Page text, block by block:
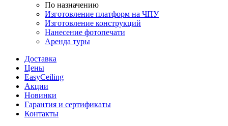
По назначению
Изготовление платформ на ЧПУ
Изготовление конструкций
Нанесение фотопечати
Аренда туры
Доставка
Цены
EasyCeiling
Акции
Новинки
Гарантия и сертификаты
Контакты